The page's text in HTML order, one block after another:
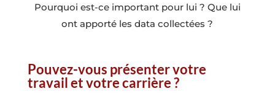
Pourquoi est-ce important pour lui ? Que lui
ont apporté les data collectées ?
Pouvez-vous présenter votre
travail et votre carrière ?